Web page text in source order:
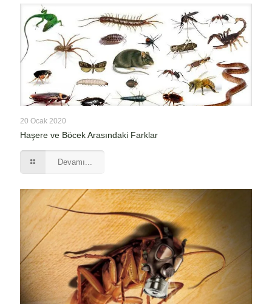
20 Ocak 2020
Haşere ve Böcek Arasındaki Farklar
Devamı...